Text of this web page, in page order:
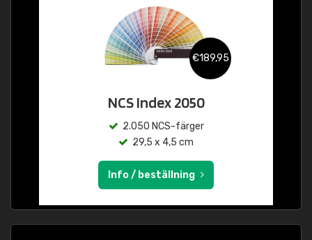
€189,95
NCS Index 2050
2.050 NCS-färger
29,5 x 4,5 cm
Info / beställning